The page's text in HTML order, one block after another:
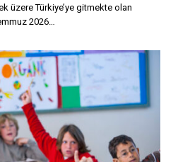
üzere Türkiye’ye gitmekte olan
2026…